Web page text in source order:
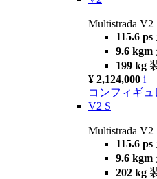
Multistrada V2
115.6 ps
9.6 kgm
199 kg
¥ 2,124,000 i
コンフィギ
V2 S
Multistrada V2
115.6 ps
9.6 kgm
202 kg